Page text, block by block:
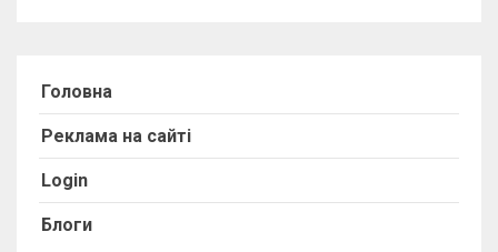
Головна
Реклама на сайті
Login
Блоги